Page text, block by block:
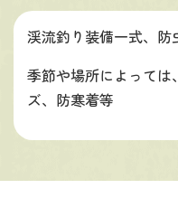
渓流釣り装備一式、防
季節や場所によっては
ズ、防寒着等